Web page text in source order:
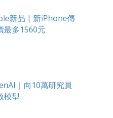
新品｜新iPhone傳
最多1560元
｜向10萬研究員
模型